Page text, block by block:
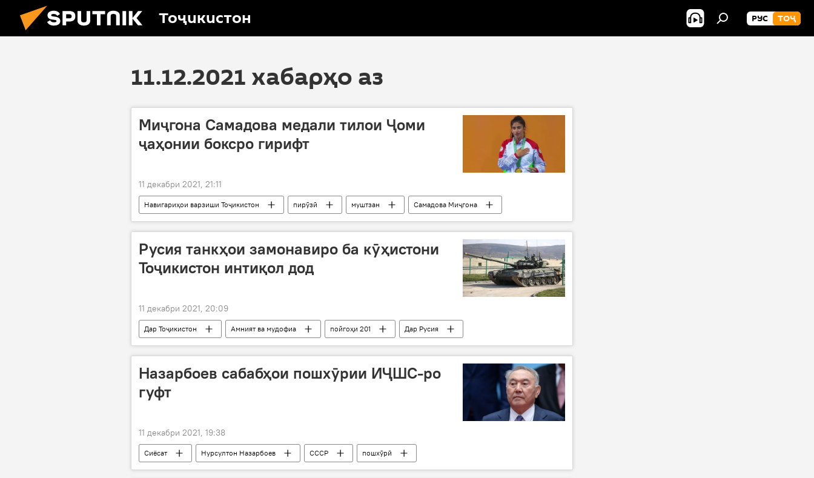
Тоҷикистон РУС ТОҶ
11.12.2021 хабарҳо аз
Миҷгона Самадова медали тилои Ҷоми
ҷаҳонии боксро гирифт
11 декабри 2021, 21:11
Навигариҳои варзиши Тоҷикистон пирӯзӣ муштзан Самадова Миҷгона
Русия танкҳои замонавиро ба кӯҳистони
Тоҷикистон интиқол дод
11 декабри 2021, 20:09
Дар Тоҷикистон Амният ва мудофиа пойгоҳи 201 Дар Русия
Назарбоев сабабҳои пошхӯрии ИҶШС-ро
гуфт
11 декабри 2021, 19:38
Сиёсат Нурсултон Назарбоев СССР пошхӯрӣ